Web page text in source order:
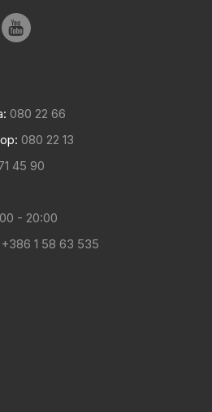
080 22 66
080 22 13
45 90
- 20:00
+386 1 58 63 535